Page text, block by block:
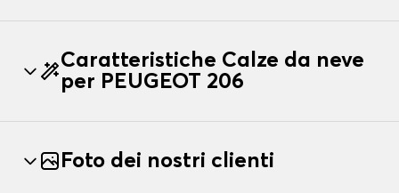
Caratteristiche Calze da neve
per PEUGEOT 206
Foto dei nostri clienti